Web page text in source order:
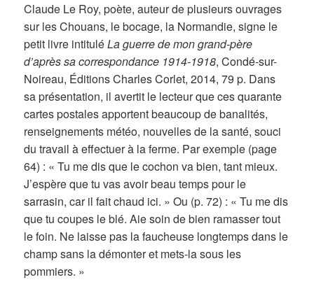
Claude Le Roy, poète, auteur de plusieurs ouvrages
sur les Chouans, le bocage, la Normandie, signe le
petit livre intituléLa guerre de mon grand-père
d’après sa correspondance 1914-1918, Condé-sur-
Noireau, Éditions Charles Corlet, 2014, 79 p. Dans
sa présentation, il avertit le lecteur que ces quarante
cartes postales apportent beaucoup de banalités,
renseignements météo, nouvelles de la santé, souci
du travail à effectuer à la ferme. Par exemple (page
64) : « Tu me dis que le cochon va bien, tant mieux.
J’espère que tu vas avoir beau temps pour le
sarrasin, car il fait chaud ici. » Ou (p. 72) : « Tu me dis
que tu coupes le blé. Aie soin de bien ramasser tout
le foin. Ne laisse pas la faucheuse longtemps dans le
champ sans la démonter et mets-la sous les
pommiers. »